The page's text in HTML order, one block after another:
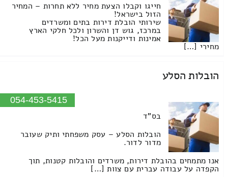
חייגו וקבלו הצעת מחיר ללא תחרות – המחיר
הזול בישראל!
שירותי הובלת דירות בתים ומשרדים
במרכז, גוש דן והשרון ולכל חלקי הארץ
אמינות ודייקנות מעל הכל!
מחירי […]
הובלות הסלע
054-453-5415
בס"ד
הובלות הסלע – עסק משפחתי ותיק שעובר
מדור לדור.
אנו מתמחים בהובלת דירות, משרדים והובלות קטנות, תוך
הקפדה על עבודה עברית עם צוות […]